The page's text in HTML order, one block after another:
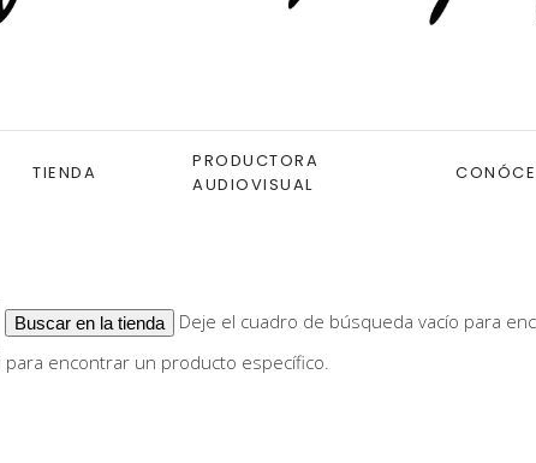
TIENDA
PRODUCTORA
AUDIOVISUAL
Deje el cuadro de búsqueda vacío para
encontrar un producto específico.